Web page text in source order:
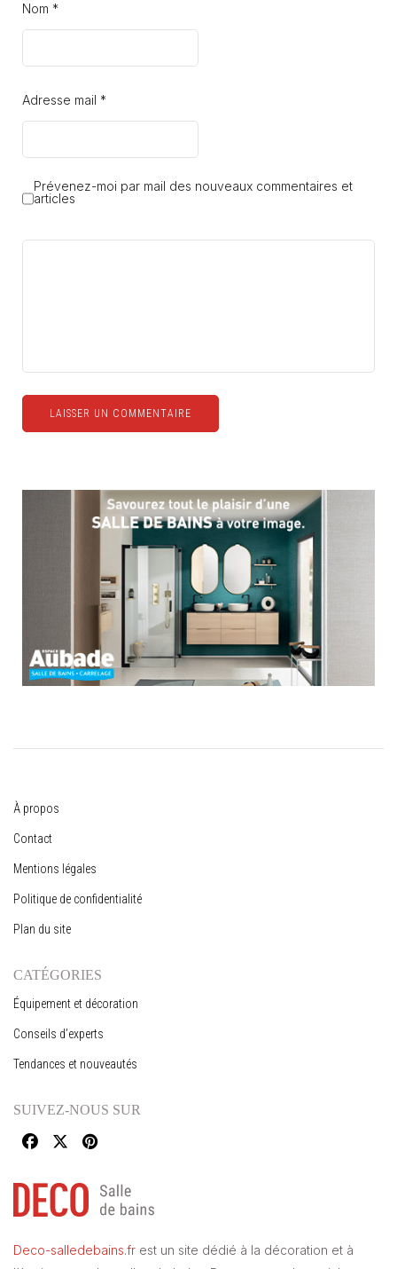
Nom *
Adresse mail *
Prévenez-moi par mail des nouveaux commentaires et
articles
Deco-salledebains.fr est un site dédié à la décoration et à
À propos
Contact
Mentions légales
Politique de confidentialité
Plan du site
CATÉGORIES
Équipement et décoration
Conseils d’experts
Tendances et nouveautés
SUIVEZ-NOUS SUR